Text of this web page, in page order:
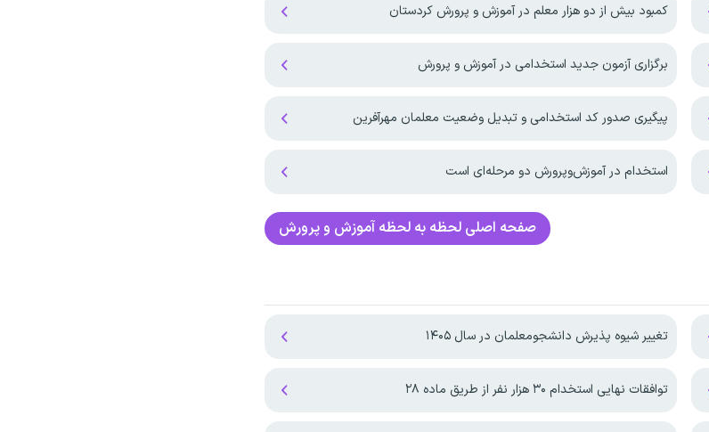
کمبود بیش از دو هزار معلم در آموزش و پرورش کردستان
برگزاری آزمون جدید استخدامی در آموزش و پرورش
پیگیری صدور کد استخدامی و تبدیل وضعیت معلمان مهرآفرین
استخدام در آموزش‌و‌پرورش دو مرحله‌ای است
صفحه اصلیلحظه به لحظه آموزش و پرورش
تغییر شیوه پذیرش دانشجومعلمان در سال ۱۴۰۵
توافقات نهایی استخدام ۳۰ هزار نفر از طریق ماده ۲۸